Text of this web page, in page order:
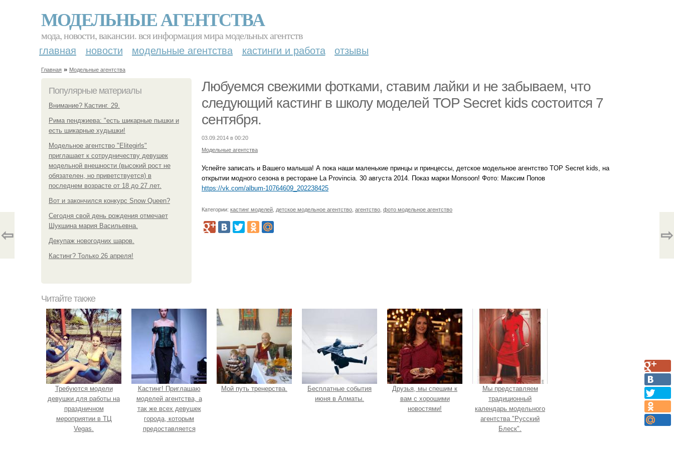
МОДЕЛЬНЫЕ АГЕНТСТВА
мода, новости, вакансии. вся информация мира модельных агентств
главная новости модельные агентства кастинги и работа отзывы
Главная » Модельные агентства
Популярные материалы
Внимание? Кастинг. 29.
Рима пенджиева: "есть шикарные пышки и
есть шикарные худышки!
Модельное агентство "Elitegirls"
приглашает к сотрудничеству девушек
модельной внешности (высокий рост не
обязателен, но приветствуется) в
последнем возрасте от 18 до 27 лет.
Вот и закончился конкурс Snow Queen?
Сегодня свой день рождения отмечает
Шукшина мария Васильевна.
Декупаж новогодних шаров.
Кастинг? Только 26 апреля!
Любуемся свежими фотками, ставим лайки и не забываем, что
следующий кастинг в школу моделей TOP Secret kids состоится 7
сентября.
03.09.2014 в 00:20
Модельные агентства
Успейте записать и Вашего малыша! А пока наши маленькие принцы и принцессы, детское модельное агентство TOP Secret kids, на
открытии модного сезона в ресторане La Provincia. 30 августа 2014. Показ марки Monsoon! Фото: Максим Попов
https://vk.com/album-10764609_202238425
Категории: кастинг моделей детское модельное агентство агентство фото модельное агентство
⇦ ⇨
Читайте также
Требуются модели
девушки для работы на
праздничном
мероприятии в ТЦ
Vegas.
Кастинг! Приглашаю
моделей агентства, а
так же всех девушек
города, которым
предоставляется
Мой путь тренерства.
Бесплатные события
июня в Алматы.
Друзья, мы спешим к
вам с хорошими
новостями!
Мы представляем
традиционный
календарь модельного
агентства "Русский
Блеск".